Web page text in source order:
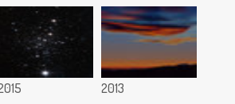
2013